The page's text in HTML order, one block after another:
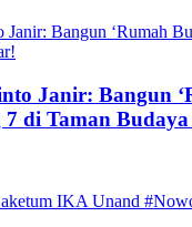
Janir: Bangun
7 di Taman